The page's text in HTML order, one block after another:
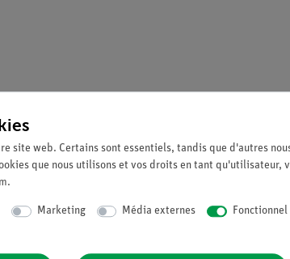
site web. Certains sont essentiels, tandis que d'autres
que nous utilisons et vos droits en tant qu'utilisateur,
.
Marketing Média externes Fonctionnel